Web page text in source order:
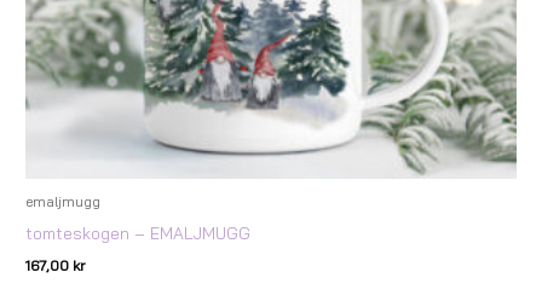
emaljmugg
tomteskogen – EMALJMUGG
167,00 kr